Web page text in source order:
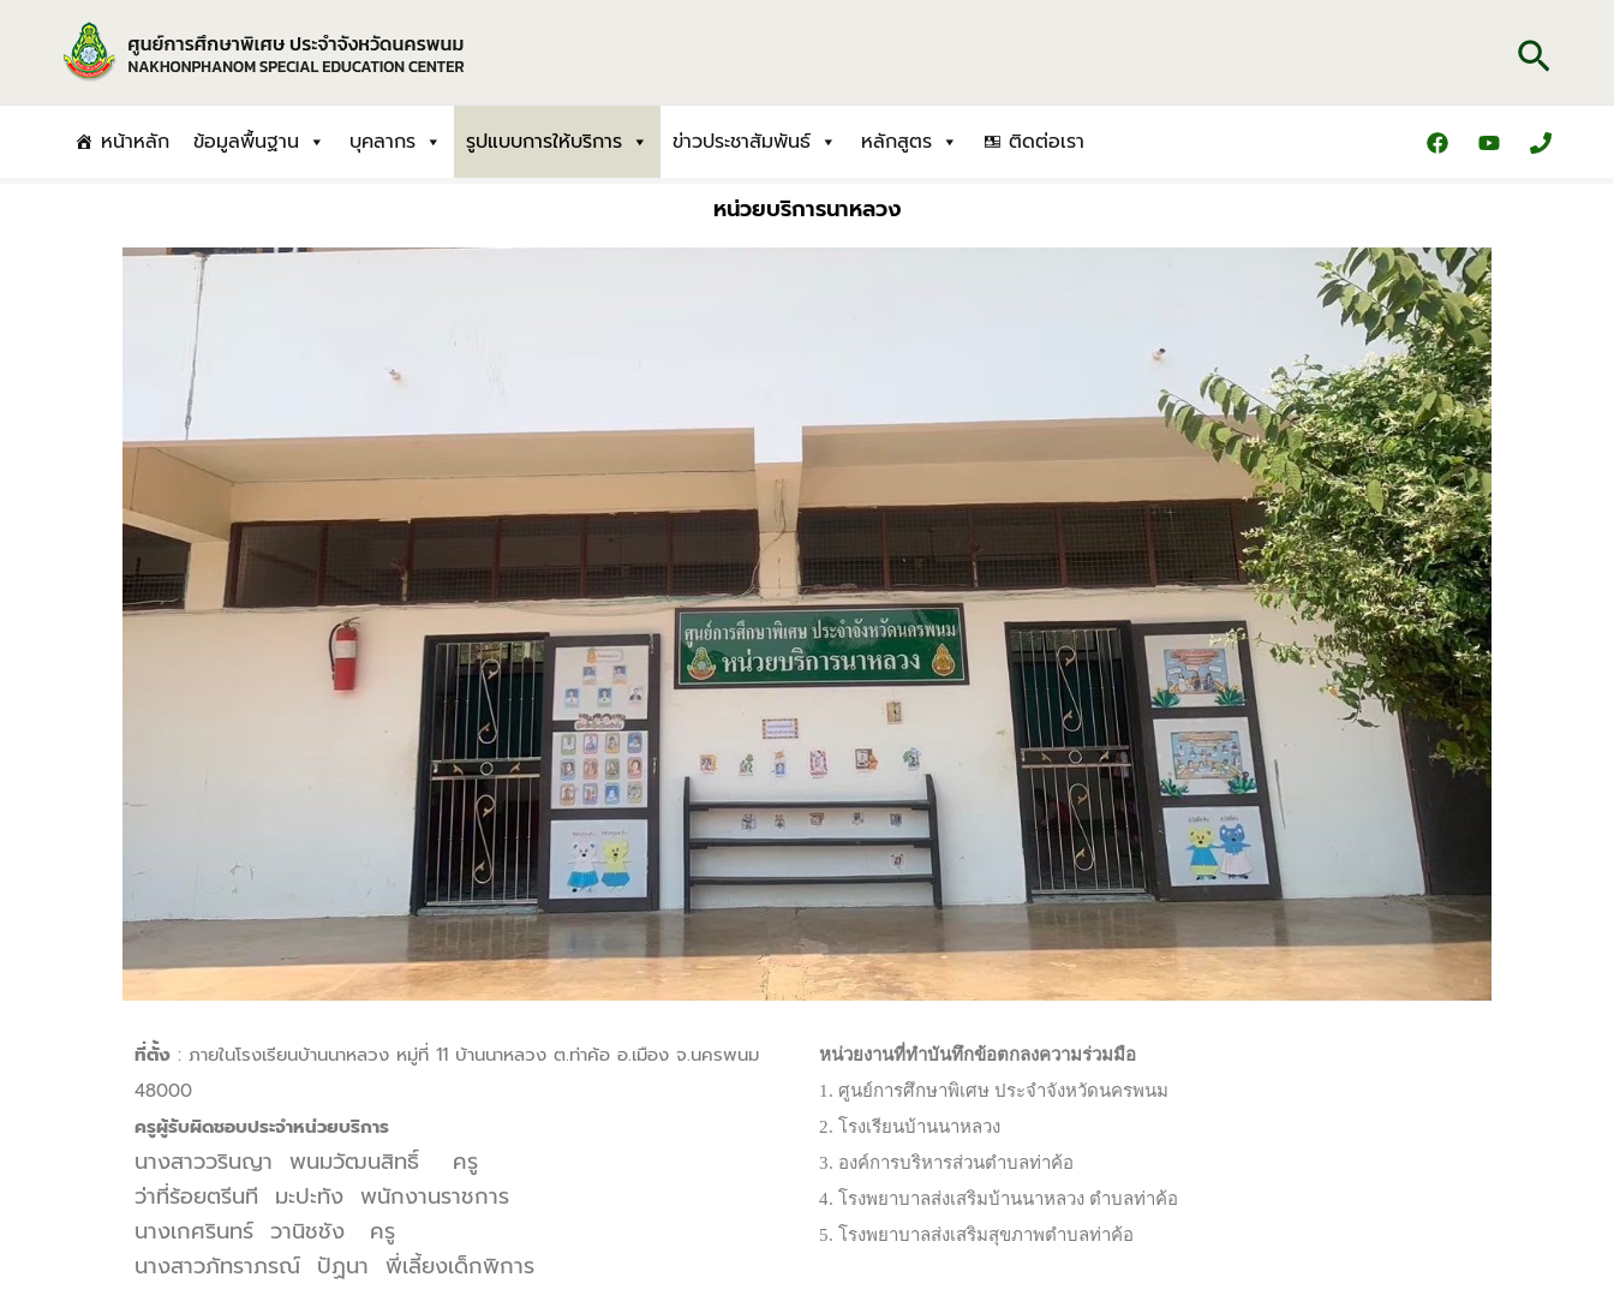
content
หน้าหลัก ข้อมูลพื้นฐาน บุคลากร รูปแบบการให้บริการ ข่าวประชาสัมพันธ์ หลักสูตร ติดต่อเรา
หน่วยบริการนาหลวง
ที่ตั้ง : ภายในโรงเรียนบ้านนาหลวง หมู่ที่ 11 บ้านนาหลวง ต.ท่าค้อ อ.เมือง จ.นครพนม
48000
ครูผู้รับผิดชอบประจำหน่วยบริการ
นางสาววรินญา พนมวัฒนสิทธิ์ ครู
ว่าที่ร้อยตรีนที มะปะทัง พนักงานราชการ
นางเกศรินทร์ วานิชชัง ครู
นางสาวภัทราภรณ์ ปัฏนา พี่เลี้ยงเด็กพิการ
หน่วยงานที่ทำบันทึกข้อตกลงความร่วมมือ
1. ศูนย์การศึกษาพิเศษ ประจำจังหวัดนครพนม
2. โรงเรียนบ้านนาหลวง
3. องค์การบริหารส่วนตำบลท่าค้อ
4. โรงพยาบาลส่งเสริมบ้านนาหลวง ตำบลท่าค้อ
5. โรงพยาบาลส่งเสริมสุขภาพตำบลท่าค้อ